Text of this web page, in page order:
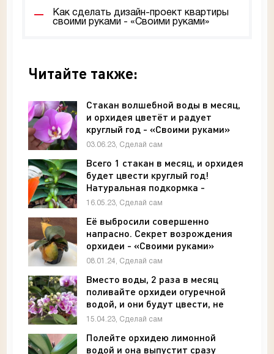
Как сделать дизайн-проект квартиры
своими руками - «Своими руками»
Читайте также:
Стакан волшебной воды в месяц,
и орхидея цветёт и радует
круглый год - «Своими руками»
03.06.23, Сделай сам
Всего 1 стакан в месяц, и орхидея
будет цвести круглый год!
Натуральная подкормка -
«Своими руками»
16.05.23, Сделай сам
Её выбросили совершенно
напрасно. Секрет возрождения
орхидеи - «Своими руками»
08.01.24, Сделай сам
Вместо воды, 2 раза в месяц
поливайте орхидеи огуречной
водой, и они будут цвести, не
переставая - «Своими руками»
15.04.23, Сделай сам
Полейте орхидею лимонной
водой и она выпустит сразу